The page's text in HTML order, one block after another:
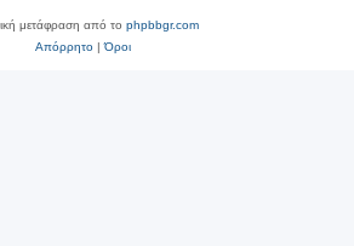
μετάφραση από το phpbbgr.com
Απόρρητο|Όροι